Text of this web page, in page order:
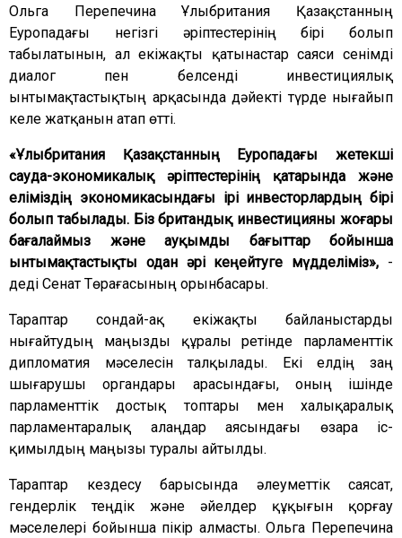
Ольга Перепечина Ұлыбритания Қазақстанның
Еуропадағы негізгі әріптестерінің бірі болып
табылатынын, ал екіжақты қатынастар саяси сенімді
диалог пен белсенді инвестициялық
ынтымақтастықтың арқасында дәйекті түрде нығайып
келе жатқанын атап өтті.
«Ұлыбритания Қазақстанның Еуропадағы жетекші
сауда-экономикалық әріптестерінің қатарында және
еліміздің экономикасындағы ірі инвесторлардың бірі
болып табылады. Біз британдық инвестицияны жоғары
бағалаймыз және ауқымды бағыттар бойынша
ынтымақтастықты одан әрі кеңейтуге мүдделіміз», -
деді Сенат Төрағасының орынбасары.
Тараптар сондай-ақ екіжақты байланыстарды
нығайтудың маңызды құралы ретінде парламенттік
дипломатия мәселесін талқылады. Екі елдің заң
шығарушы органдары арасындағы, оның ішінде
парламенттік достық топтары мен халықаралық
парламентаралық алаңдар аясындағы өзара іс-
қимылдың маңызы туралы айтылды.
Тараптар кездесу барысында әлеуметтік саясат,
гендерлік теңдік және әйелдер құқығын қорғау
мәселелері бойынша пікір алмасты. Ольга Перепечина